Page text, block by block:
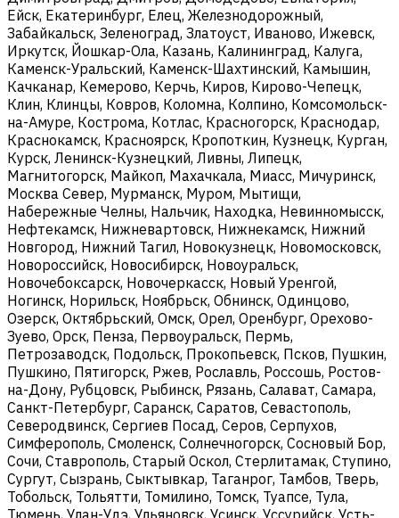
Ейск, Екатеринбург, Елец, Железнодорожный,
Забайкальск, Зеленоград, Златоуст, Иваново, Ижевск,
Иркутск, Йошкар-Ола, Казань, Калининград, Калуга,
Каменск-Уральский, Каменск-Шахтинский, Камышин,
Качканар, Кемерово, Керчь, Киров, Кирово-Чепецк,
Клин, Клинцы, Ковров, Коломна, Колпино, Комсомольск-
на-Амуре, Кострома, Котлас, Красногорск, Краснодар,
Краснокамск, Красноярск, Кропоткин, Кузнецк, Курган,
Курск, Ленинск-Кузнецкий, Ливны, Липецк,
Магнитогорск, Майкоп, Махачкала, Миасс, Мичуринск,
Москва Север, Мурманск, Муром, Мытищи,
Набережные Челны, Нальчик, Находка, Невинномысск,
Нефтекамск, Нижневартовск, Нижнекамск, Нижний
Новгород, Нижний Тагил, Новокузнецк, Новомосковск,
Новороссийск, Новосибирск, Новоуральск,
Новочебоксарск, Новочеркасск, Новый Уренгой,
Ногинск, Норильск, Ноябрьск, Обнинск, Одинцово,
Озерск, Октябрьский, Омск, Орел, Оренбург, Орехово-
Зуево, Орск, Пенза, Первоуральск, Пермь,
Петрозаводск, Подольск, Прокопьевск, Псков, Пушкин,
Пушкино, Пятигорск, Ржев, Рославль, Россошь, Ростов-
на-Дону, Рубцовск, Рыбинск, Рязань, Салават, Самара,
Санкт-Петербург, Саранск, Саратов, Севастополь,
Северодвинск, Сергиев Посад, Серов, Серпухов,
Симферополь, Смоленск, Солнечногорск, Сосновый Бор,
Сочи, Ставрополь, Старый Оскол, Стерлитамак, Ступино,
Сургут, Сызрань, Сыктывкар, Таганрог, Тамбов, Тверь,
Тобольск, Тольятти, Томилино, Томск, Туапсе, Тула,
Тюмень, Улан-Удэ, Ульяновск, Усинск, Уссурийск, Усть-